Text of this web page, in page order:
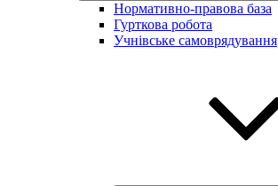
Нормативно-правова база
Гурткова робота
Учнівське самоврядування